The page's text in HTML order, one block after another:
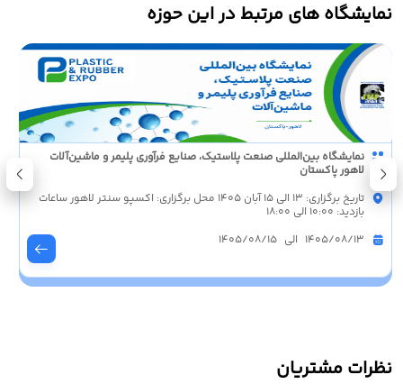
نمایشگاه های مرتبط در این حوزه
نمایشگاه بین‌المللی صنعت پلاستیک، صنایع فرآوری پلیمر و ماشین‌آلات
لاهور پاکستان
تاریخ برگزاری: 13 الی 15 آبان 1405 محل برگزاری: اکسپو سنتر لاهور ساعات
بازدید: 10:00 الی 18:00
1405/08/13 الی 1405/08/15
نظرات مشتریان